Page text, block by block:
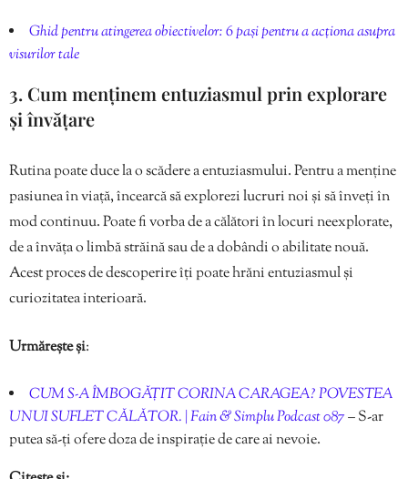
Ghid pentru atingerea obiectivelor: 6 pași pentru a acționa asupra
visurilor tale
3. Cum menținem entuziasmul prin explorare
și învățare
Rutina poate duce la o scădere a entuziasmului. Pentru a menține
pasiunea în viață, încearcă să explorezi lucruri noi și să înveți în
mod continuu. Poate fi vorba de a călători în locuri neexplorate,
de a învăța o limbă străină sau de a dobândi o abilitate nouă.
Acest proces de descoperire îți poate hrăni entuziasmul și
curiozitatea interioară.
Urmărește și:
CUM S-A ÎMBOGĂȚIT CORINA CARAGEA? POVESTEA
UNUI SUFLET CĂLĂTOR. | Fain & Simplu Podcast 087– S-ar
putea să-ți ofere doza de inspirație de care ai nevoie.